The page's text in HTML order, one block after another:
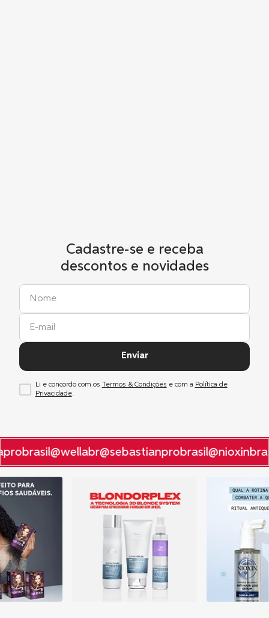
Cadastre-se e receba
descontos e novidades
Enviar
Li e concordo com os Termos & Condições e com a Política de
Privacidade.
@wellabr@sebastianprobrasil